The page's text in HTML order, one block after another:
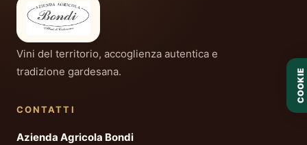
Vini del territorio, accoglienza autentica e
tradizione gardesana.
CONTATTI
Azienda Agricola Bondi
COOKIE